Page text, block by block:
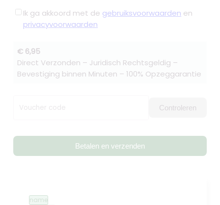
Ik ga akkoord met de gebruiksvoorwaarden en
privacyvoorwaarden
€ 6,95
Direct Verzonden – Juridisch Rechtsgeldig –
Bevestiging binnen Minuten – 100% Opzeggarantie
Voucher code Controleren
Betalen en verzenden
name